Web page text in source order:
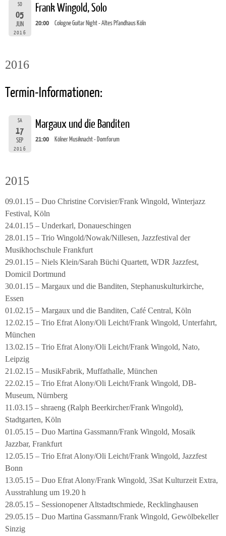
SO
05
JUN
2016
Frank Wingold, Solo
20:00 Cologne Guitar Night - Altes Pfandhaus Köln
2016
Termin-Informationen:
SA
17
SEP
2016
Margaux und die Banditen
21:00 Kölner Musiknacht - Domforum
2015
09.01.15 – Duo Christine Corvisier/Frank Wingold, Winterjazz
Festival, Köln
24.01.15 – Underkarl, Donaueschingen
28.01.15 – Trio Wingold/Nowak/Nillesen, Jazzfestival der
Musikhochschule Frankfurt
29.01.15 – Niels Klein/Sarah Büchi Quartett, WDR Jazzfest,
Domicil Dortmund
30.01.15 – Margaux und die Banditen, Stephanuskulturkirche,
Essen
01.02.15 – Margaux und die Banditen, Café Central, Köln
12.02.15 – Trio Efrat Alony/Oli Leicht/Frank Wingold, Unterfahrt,
München
13.02.15 – Trio Efrat Alony/Oli Leicht/Frank Wingold, Nato,
Leipzig
21.02.15 – MusikFabrik, Muffathalle, München
22.02.15 – Trio Efrat Alony/Oli Leicht/Frank Wingold, DB-
Museum, Nürnberg
11.03.15 – shraeng (Ralph Beerkircher/Frank Wingold),
Stadtgarten, Köln
01.05.15 – Duo Martina Gassmann/Frank Wingold, Mosaik
Jazzbar, Frankfurt
12.05.15 – Trio Efrat Alony/Oli Leicht/Frank Wingold, Jazzfest
Bonn
13.05.15 – Duo Efrat Alony/Frank Wingold, 3Sat Kulturzeit Extra,
Ausstrahlung um 19.20 h
28.05.15 – Sessionopener Altstadtschmiede, Recklinghausen
29.05.15 – Duo Martina Gassmann/Frank Wingold, Gewölbekeller
Sinzig